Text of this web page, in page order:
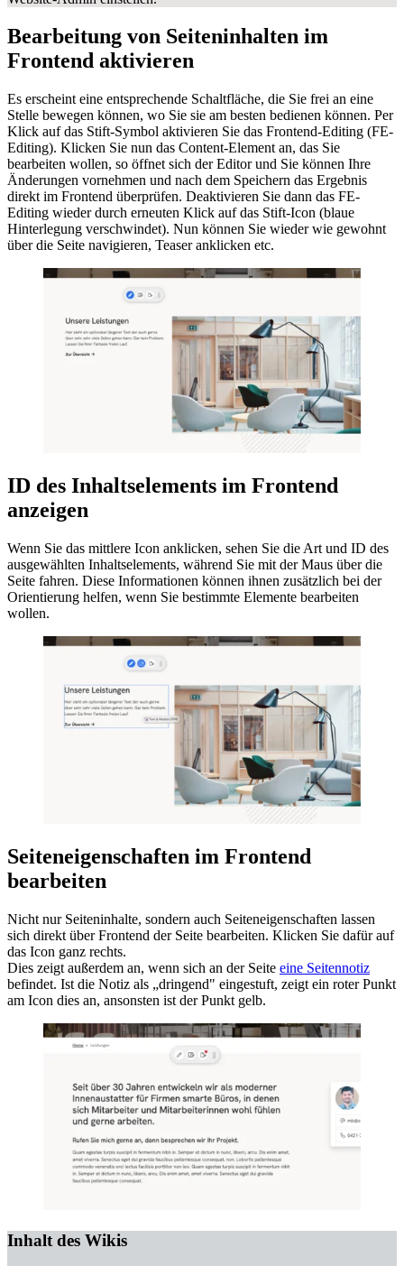
Bearbeitung von Seiteninhalten im
Frontend aktivieren
Es erscheint eine entsprechende Schaltfläche, die Sie frei an eine
Stelle bewegen können, wo Sie sie am besten bedienen können. Per
Klick auf das Stift-Symbol aktivieren Sie das Frontend-Editing (FE-
Editing). Klicken Sie nun das Content-Element an, das Sie
bearbeiten wollen, so öffnet sich der Editor und Sie können Ihre
Änderungen vornehmen und nach dem Speichern das Ergebnis
direkt im Frontend überprüfen. Deaktivieren Sie dann das FE-
Editing wieder durch erneuten Klick auf das Stift-Icon (blaue
Hinterlegung verschwindet). Nun können Sie wieder wie gewohnt
über die Seite navigieren, Teaser anklicken etc.
ID des Inhaltselements im Frontend
anzeigen
Wenn Sie das mittlere Icon anklicken, sehen Sie die Art und ID des
ausgewählten Inhaltselements, während Sie mit der Maus über die
Seite fahren. Diese Informationen können ihnen zusätzlich bei der
Orientierung helfen, wenn Sie bestimmte Elemente bearbeiten
wollen.
Seiteneigenschaften im Frontend
bearbeiten
Nicht nur Seiteninhalte, sondern auch Seiteneigenschaften lassen
sich direkt über Frontend der Seite bearbeiten. Klicken Sie dafür auf
das Icon ganz rechts.
Dies zeigt außerdem an, wenn sich an der Seite eine Seitennotiz
befindet. Ist die Notiz als „dringend" eingestuft, zeigt ein roter Punkt
am Icon dies an, ansonsten ist der Punkt gelb.
Inhalt des Wikis